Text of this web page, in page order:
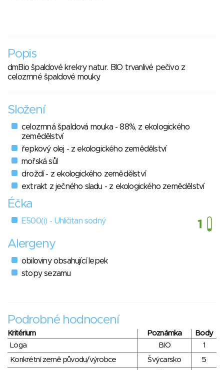
Popis
dmBio špaldové krekry natur. BIO trvanlivé pečivo z
celozrnné špaldové mouky.
Složení
celozrnná špaldová mouka - 88%, z ekologického
zemědělství
řepkový olej - z ekologického zemědělství
mořská sůl
droždí - z ekologického zemědělství
extrakt z ječného sladu - z ekologického zemědělství
Éčka
E500(i) - Uhličitan sodný
Alergeny
obiloviny obsahující lepek
stopy sezamu
Podrobné hodnocení
Kritérium Poznámka
Body
Loga
BIO
1
Konkrétní země původu/výrobce
Švýcarsko 5